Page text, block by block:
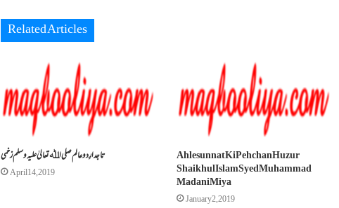
Related Articles
تاجدارِ دو عالم صلی اﷲ تعالیٰ علیہ وسلم زخمی
April 14, 2019
Ahlesunnat Ki Pehchan Huzur
Shaikhul Islam Syed Muhammad
Madani Miya
January 2, 2019